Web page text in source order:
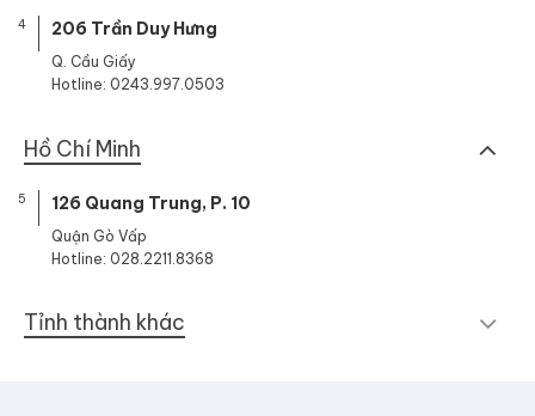
4 206 Trần Duy Hưng
Q. Cầu Giấy
Hotline: 0243.997.0503
Hồ Chí Minh
5 126 Quang Trung, P. 10
Quận Gò Vấp
Hotline: 028.2211.8368
Tỉnh thành khác